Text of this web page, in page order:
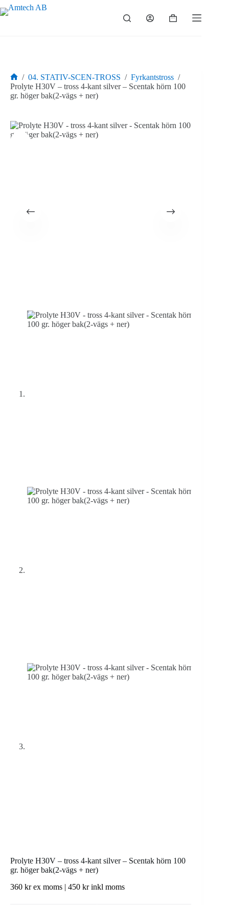
Hoppa
till
Varukorg
Hem
/ 04. STATIV-SCEN-TROSS / Fyrkantstross /
Prolyte H30V – tross 4-kant silver – Scentak hörn 100
gr. höger bak(2-vägs + ner)
Prolyte H30V – tross 4-kant silver – Scentak hörn 100
gr. höger bak(2-vägs + ner)
360 krex moms | 450 krinkl moms